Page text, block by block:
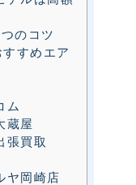
のコツ
すめエア
ム
蔵屋
張買取
ヤ岡崎店